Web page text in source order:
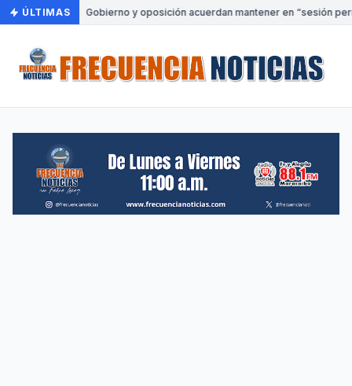
ÚLTIMAS Gobierno y oposición acuerdan mantener en “sesión